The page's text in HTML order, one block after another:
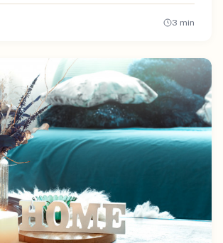
3 min